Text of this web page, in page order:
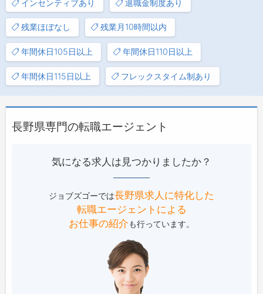
インセンティブあり 退職金制度あり
残業ほぼなし 残業月10時間以内
年間休日105日以上 年間休日110日以上
年間休日115日以上 フレックスタイム制あり
長野県専門の転職エージェント
気になる求人は見つかりましたか？
ジョブズゴーでは長野県求人に特化した
転職エージェントによる
お仕事の紹介も行っています。